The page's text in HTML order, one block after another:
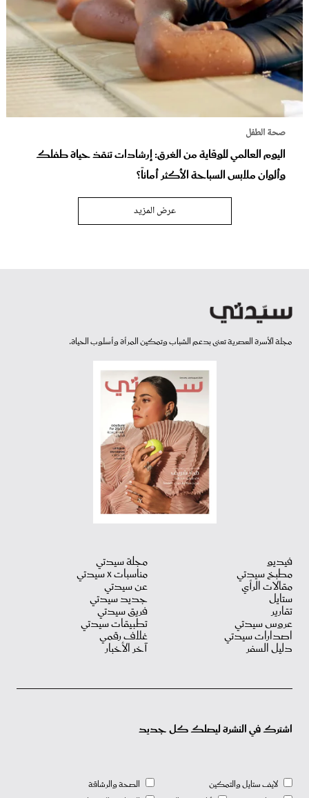
صحة الطفل
اليوم العالمي للوقاية من الغرق: إرشادات تنقذ حياة طفلك
وألوان ملابس السباحة الأكثر أماناً؟
عرض المزيد
مجلة الأسرة العصرية تعنى بدعم الشباب وتمكين المرأة وأسلوب الحياة.
فيديو
مطبخ سيدتي
مقالات الرأي
ستايل
تقارير
عروس سيدتي
اصدارات سيدتي
دليل السفر
مجلة سيدتي
مناسبات X سيدتي
عن سيدتي
جديد سيدتي
فريق سيدتي
تطبيقات سيدتي
غلاف رقمي
آخر الأخبار
اشترك في النشرة ليصلك كل جديد
لايف ستايل والتمكين
الصحة والرشاقة